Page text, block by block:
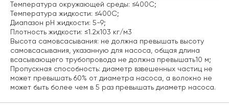
Температура окружающей среды: ≤400С;
Температура жидкости: ≤400С;
Диапазон рН жидкости: 5-9;
Плотность жидкости: ≤1.2х103 кг/м3
Высота самовсасывания: не должна превышать высоту
самовсасывания, указанную для насоса, общая длина
всасывающего трубопровода не должна превышать10 м;
Пропускная способность: диаметр взвешенных частиц не
может превышать 60% от диаметра насоса, а волокно не
может быть более чем в 5 раз превышать диаметр насоса.